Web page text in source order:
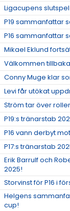
Ligacupens
P19 sammanfattar
P16 sammanfattar
Mikael Eklund
Välkommen
Conny Muge klar
Levi får utökat
Ström tar över
P19:s tränarstab
P16 vann derbyt
P17:s tränarstab
Erik Barrulf och
2025!
Storvinst för P16 i
Helgens
cup!